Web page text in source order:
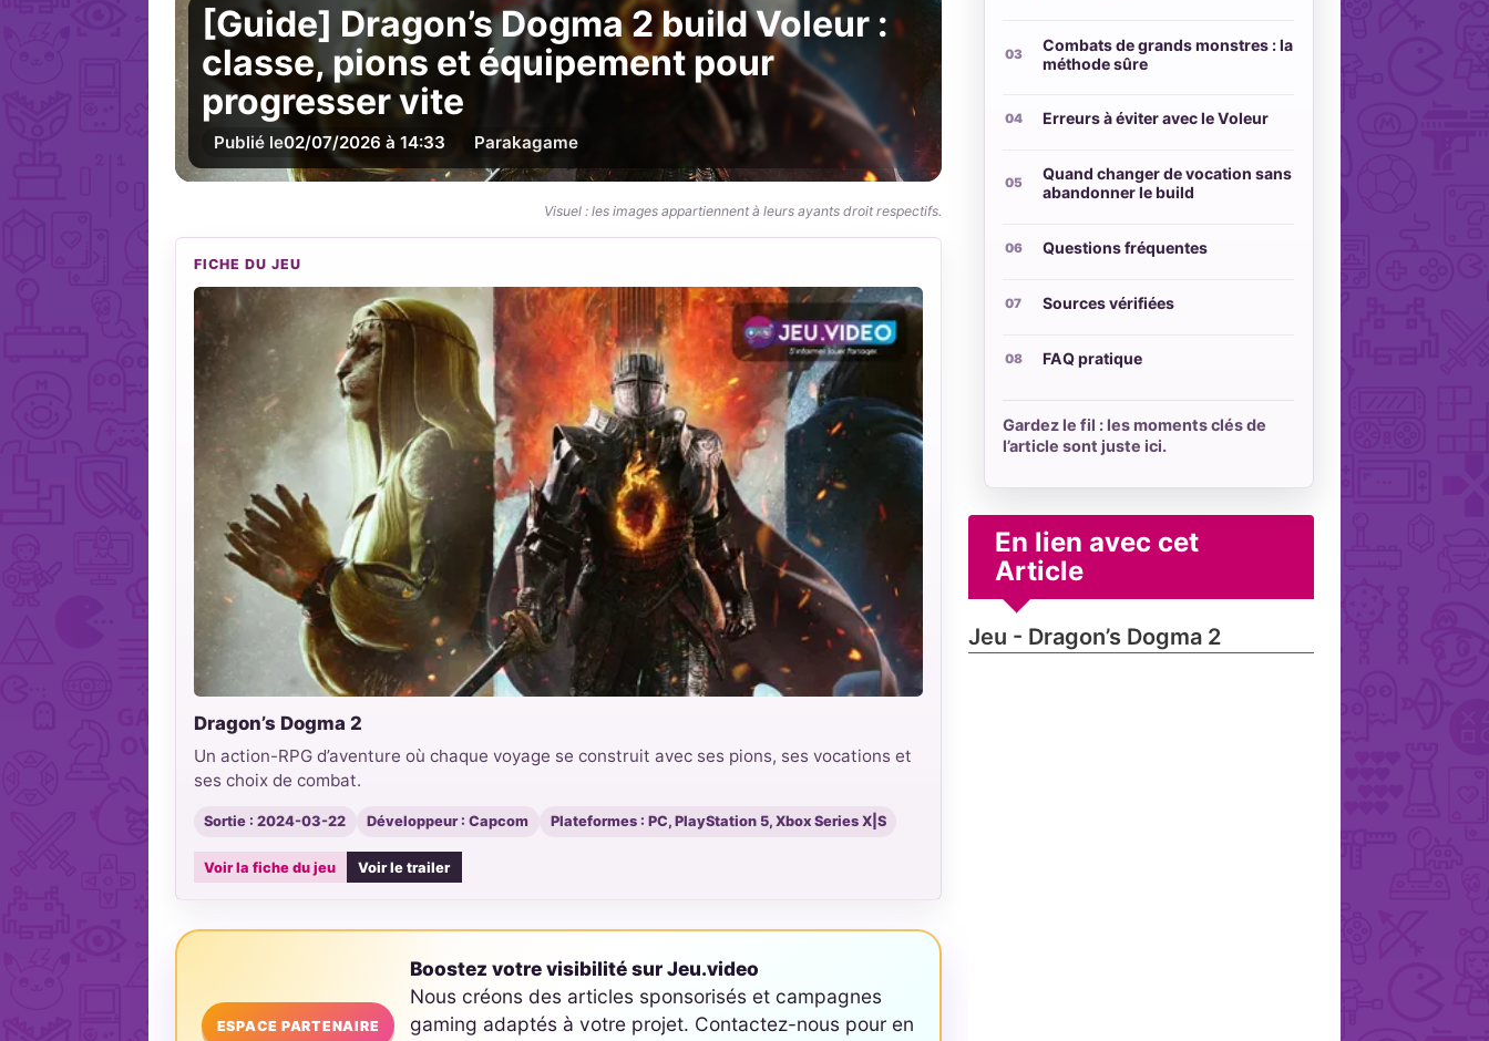
[Guide] Dragon’s Dogma 2 build Voleur :
classe, pions et équipement pour
progresser vite
Publié le02/07/2026 à 14:33 Parakagame
Visuel : les images appartiennent à leurs ayants droit respectifs.
FICHE DU JEU
Dragon’s Dogma 2
Un action-RPG d’aventure où chaque voyage se construit avec ses pions, ses vocations et
ses choix de combat.
Sortie : 2024-03-22 Développeur : Capcom Plateformes : PC, PlayStation 5, Xbox Series X|S
Voir la fiche du jeu Voir le trailer
ESPACE PARTENAIRE
Boostez votre visibilité sur Jeu.video
Nous créons des articles sponsorisés et campagnes
gaming adaptés à votre projet. Contactez-nous pour en
Combats de grands monstres : la
méthode sûre
Erreurs à éviter avec le Voleur
Quand changer de vocation sans
abandonner le build
Questions fréquentes
Sources vérifiées
FAQ pratique
Gardez le fil : les moments clés de
l’article sont juste ici.
En lien avec cet
Article
Jeu - Dragon’s Dogma 2